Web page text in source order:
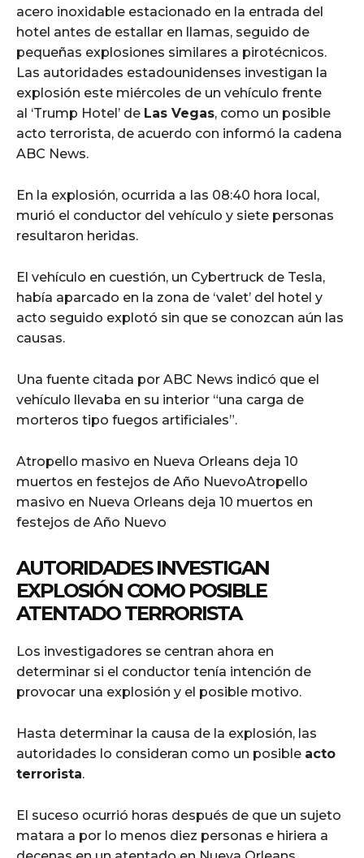
acero inoxidable estacionado en la entrada del
hotel antes de estallar en llamas, seguido de
pequeñas explosiones similares a pirotécnicos.
Las autoridades estadounidenses investigan la
explosión este miércoles de un vehículo frente
al ‘Trump Hotel’ de Las Vegas, como un posible
acto terrorista, de acuerdo con informó la cadena
ABC News.
En la explosión, ocurrida a las 08:40 hora local,
murió el conductor del vehículo y siete personas
resultaron heridas.
El vehículo en cuestión, un Cybertruck de Tesla,
había aparcado en la zona de ‘valet’ del hotel y
acto seguido explotó sin que se conozcan aún las
causas.
Una fuente citada por ABC News indicó que el
vehículo llevaba en su interior “una carga de
morteros tipo fuegos artificiales”.
Atropello masivo en Nueva Orleans deja 10
muertos en festejos de Año NuevoAtropello
masivo en Nueva Orleans deja 10 muertos en
festejos de Año Nuevo
AUTORIDADES INVESTIGAN
EXPLOSIÓN COMO POSIBLE
ATENTADO TERRORISTA
Los investigadores se centran ahora en
determinar si el conductor tenía intención de
provocar una explosión y el posible motivo.
Hasta determinar la causa de la explosión, las
autoridades lo consideran como un posible acto
terrorista.
El suceso ocurrió horas después de que un sujeto
matara a por lo menos diez personas e hiriera a